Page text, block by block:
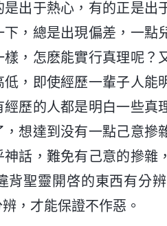
出于熱心，有的正是出
，總是出現偏差，一點
，怎麽能實行真理呢？
，即使經歷一輩子人能
歷的人都是明白一些真
想達到没有一點己意摻
話，難免有己意的摻雜
背聖靈開啓的東西有分
，才能保證不作惡。